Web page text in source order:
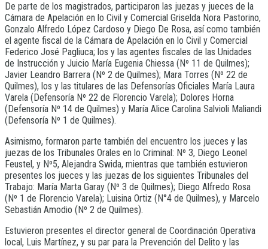
De parte de los magistrados, participaron las juezas y jueces de la
Cámara de Apelación en lo Civil y Comercial Griselda Nora Pastorino,
Gonzalo Alfredo López Cardoso y Diego De Rosa, así como también
el agente fiscal de la Cámara de Apelación en lo Civil y Comercial
Federico José Pagliuca; los y las agentes fiscales de las Unidades
de Instrucción y Juicio María Eugenia Chiessa (Nº 11 de Quilmes);
Javier Leandro Barrera (Nº 2 de Quilmes); Mara Torres (Nº 22 de
Quilmes), los y las titulares de las Defensorías Oficiales María Laura
Varela (Defensoría Nº 22 de Florencio Varela); Dolores Horna
(Defensoría Nº 14 de Quilmes) y María Alice Carolina Salvioli Maliandi
(Defensoría Nº 1 de Quilmes).
Asimismo, formaron parte también del encuentro los jueces y las
juezas de los Tribunales Orales en lo Criminal: Nº 3, Diego Leonel
Feustel, y Nº5, Alejandra Swida, mientras que también estuvieron
presentes los jueces y las juezas de los siguientes Tribunales del
Trabajo: María Marta Garay (Nº 3 de Quilmes); Diego Alfredo Rosa
(Nº 1 de Florencio Varela); Luisina Ortiz (N°4 de Quilmes), y Marcelo
Sebastián Amodio (Nº 2 de Quilmes).
Estuvieron presentes el director general de Coordinación Operativa
local, Luis Martínez, y su par para la Prevención del Delito y las